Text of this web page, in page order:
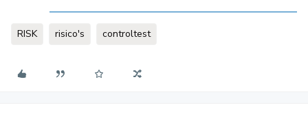
RISK risico's controltest